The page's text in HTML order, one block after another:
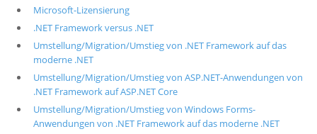
Microsoft-Lizensierung
.NET Framework versus .NET
Umstellung/Migration/Umstieg von .NET Framework auf das
moderne .NET
Umstellung/Migration/Umstieg von ASP.NET-Anwendungen von
.NET Framework auf ASP.NET Core
Umstellung/Migration/Umstieg von Windows Forms-
Anwendungen von .NET Framework auf das moderne .NET